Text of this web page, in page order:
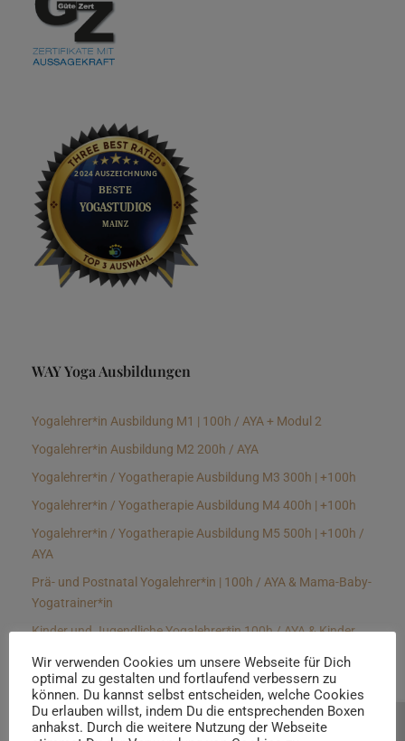
WAY Yoga Ausbildungen
Yogalehrer*in Ausbildung M1 | 100h / AYA + Modul 2
Yogalehrer*in Ausbildung M2 200h / AYA
Yogalehrer*in / Yogatherapie Ausbildung M3 300h | +100h
Yogalehrer*in / Yogatherapie Ausbildung M4 400h | +100h
Yogalehrer*in / Yogatherapie Ausbildung M5 500h | +100h /
AYA
Prä- und Postnatal Yogalehrer*in | 100h / AYA & Mama-Baby-
Yogatrainer*in
Kinder und Jugendliche Yogalehrer*in 100h / AYA & Kinder
Yin Yogalehrer*in | 100 h & Faszientrainer*in
Hormon Yogalehrer*in / Yogatherapeut*in &
Stressmanagementtrainer*in | 70h
Wir verwenden Cookies um unsere Webseite für Dich
optimal zu gestalten und fortlaufend verbessern zu
können. Du kannst selbst entscheiden, welche Cookies
Du erlauben willst, indem Du die entsprechenden Boxen
anhakst. Durch die weitere Nutzung der Webseite
Beratung buchen